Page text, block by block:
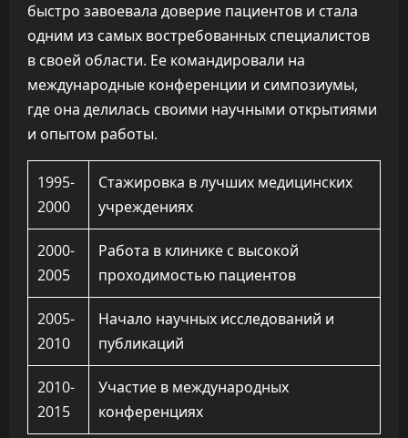
быстро завоевала доверие пациентов и стала
одним из самых востребованных специалистов
в своей области. Ее командировали на
международные конференции и симпозиумы,
где она делилась своими научными открытиями
и опытом работы.
1995-
2000
Стажировка в лучших медицинских
учреждениях
2000-
2005
Работа в клинике с высокой
проходимостью пациентов
2005-
2010
Начало научных исследований и
публикаций
2010-
2015
Участие в международных
конференциях